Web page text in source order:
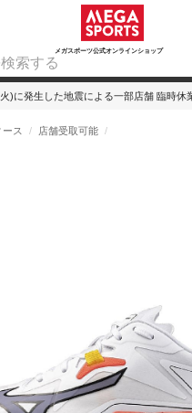
メガスポーツ公式オンラインショップ
アウトドア
)に発生した地震による一部店舗 臨時休
ース 店舗受取可能